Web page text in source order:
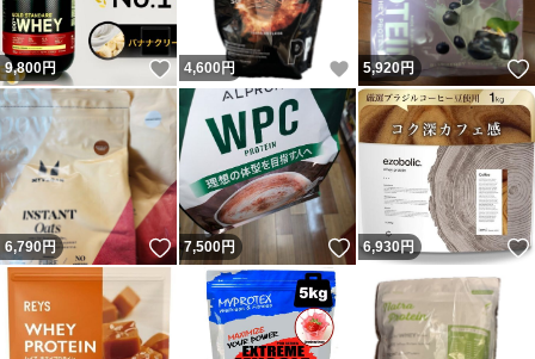
9,800円 いいね！
4,600 円 いいね！
5,920円
6,790円 いいね！
7,500円 いいね！
6,930円